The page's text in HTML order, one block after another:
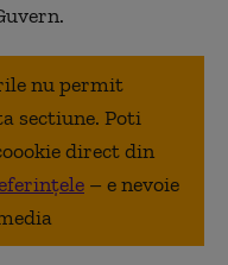
nu permit
sectiune. Poti
direct din
– e nevoie